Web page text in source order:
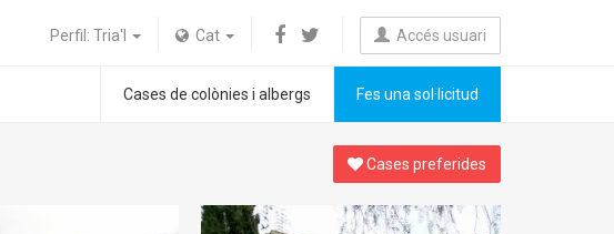
Accés usuari
Cat
Perfil: Tria'l
Fes una sol·licitud
Cases de colònies i albergs
Cases preferides